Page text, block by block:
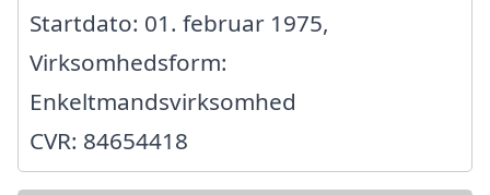
Startdato: 01. februar 1975,
Virksomhedsform:
Enkeltmandsvirksomhed
CVR: 84654418